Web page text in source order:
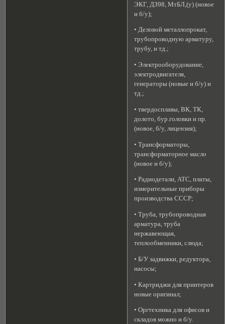
ЭКГ, ДЗ98, МтБЛ,(у) (новое
и б/у);
• Деловой металлопрокат,
трубопроводную арматуру,
трубу, и тд.;
• Электрооборудование,
электродвигателя,
генераторы (новые и б/у) и
тд.;
• твердосплавы, ВК, ТК,
долото, бур.головки и пр.
(новое, б/у, лицензия);
• Трансформаторы,
трансформаторное масло
(новое и б/у);
• Радиодетали, АТС, платы,
измерительные приборы
производства СССР;
• Труба, трубопроводная
арматура, труба
нержавеющая,
теплообменники, слюда;
• Б/У задвижки, редуктора,
насосы;
• Картриджи для принтеров
новые оригинал;
• Оргтехника для офисов и
складов можно и б/у.